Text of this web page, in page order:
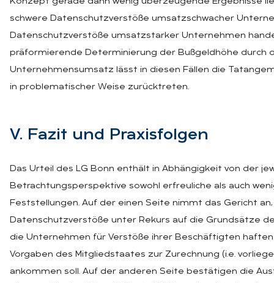
schwere Datenschutzverstöße umsatzschwacher
Datenschutzverstöße umsatzstarker Unternehmen
präformierende Determinierung der Bußgeldhöhe durch
Unternehmensumsatz lässt in diesen Fällen die
in problematischer Weise zurücktreten.
V. Fa­zit und Pra­xis­fol­gen
Das Urteil des LG Bonn enthält in Abhängigkeit von der
Betrachtungsperspektive sowohl erfreuliche als auch
Feststellungen. Auf der einen Seite nimmt das Gericht
Datenschutzverstöße unter Rekurs auf die Grundsätze
die Unternehmen für Verstöße ihrer Beschäftigten haften
Vorgaben des Mitgliedstaates zur Zurechnung (i.e.
ankommen soll. Auf der anderen Seite bestätigen die